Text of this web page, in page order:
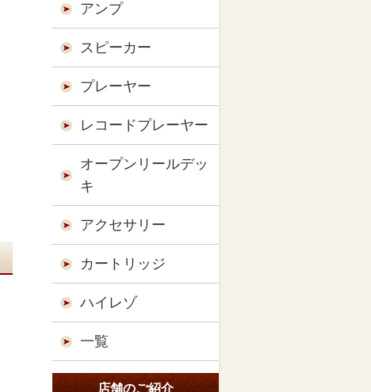
アンプ
スピーカー
プレーヤー
レコードプレーヤー
オープンリールデッ
キ
アクセサリー
カートリッジ
ハイレゾ
一覧
店舗のご紹介